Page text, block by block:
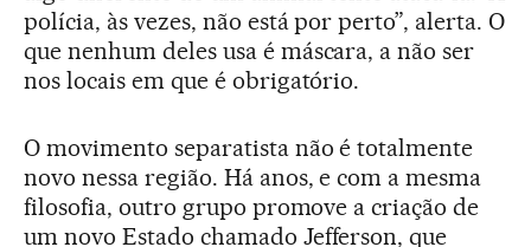
polícia, às vezes, não está por perto”, alerta. O
que nenhum deles usa é máscara, a não ser
nos locais em que é obrigatório.
O movimento separatista não é totalmente
novo nessa região. Há anos, e com a mesma
filosofia, outro grupo promove a criação de
um novo Estado chamado Jefferson, que